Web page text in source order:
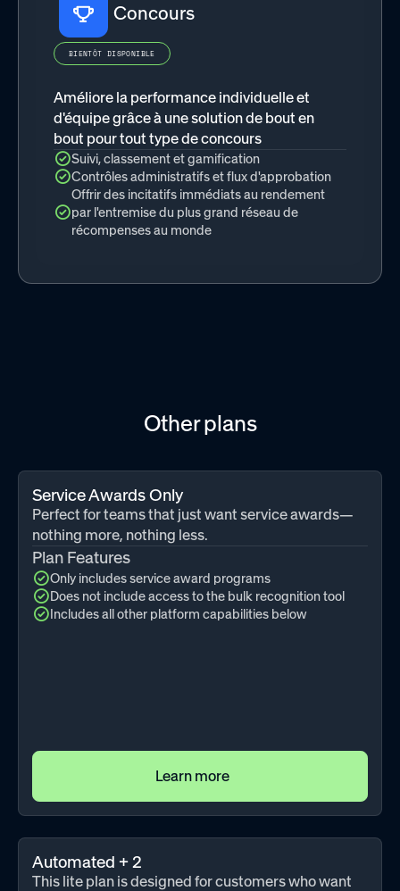
Concours
BIENTÔT DISPONIBLE
Améliore la performance individuelle et
d'équipe grâce à une solution de bout en
bout pour tout type de concours
Suivi, classement et gamification
Contrôles administratifs et flux d'approbation
Offrir des incitatifs immédiats au rendement
par l'entremise du plus grand réseau de
récompenses au monde
Other plans
Service Awards Only
Perfect for teams that just want service awards—
nothing more, nothing less.
Plan Features
Only includes service award programs
Does not include access to the bulk recognition tool
Includes all other platform capabilities below
Learn more
Automated + 2
This lite plan is designed for customers who want